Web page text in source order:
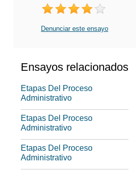
Denunciar este ensayo
Ensayos relacionados
Etapas Del Proceso
Administrativo
Etapas Del Proceso
Administrativo
Etapas Del Proceso
Administrativo